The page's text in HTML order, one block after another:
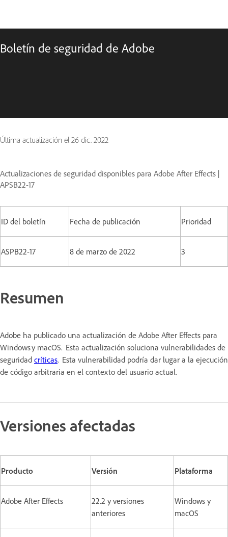
Boletín de seguridad de Adobe
Última actualización el 26 dic. 2022
Actualizaciones de seguridad disponibles para Adobe After Effects |
APSB22-17
ID del boletín Fecha de publicación Prioridad
ASPB22-17 8 de marzo de 2022 3
Resumen
Adobe ha publicado una actualización de Adobe After Effects para
Windows y macOS. Esta actualización soluciona vulnerabilidades de
seguridad críticas. Esta vulnerabilidad podría dar lugar a la ejecución
de código arbitraria en el contexto del usuario actual.
Versiones afectadas
Producto Versión Plataforma
Adobe After Effects
22.2 y versiones
anteriores
Windows y
macOS